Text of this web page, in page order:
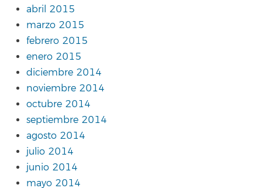
abril 2015
marzo 2015
febrero 2015
enero 2015
diciembre 2014
noviembre 2014
octubre 2014
septiembre 2014
agosto 2014
julio 2014
junio 2014
mayo 2014